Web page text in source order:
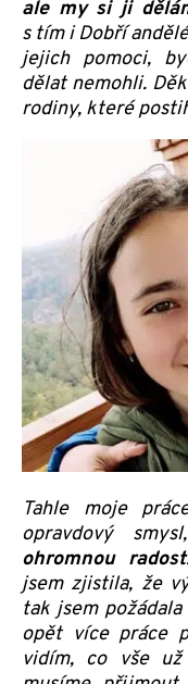
ale my si ji
s tím i Dobří
jejich pomoci,
dělat nemohli.
rodiny, které
Tahle moje
opravdový
ohromnou radost
jsem zjistila, že
tak jsem
opět více práce
vidím, co vše